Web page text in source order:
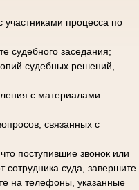
участниками процесса по
судебного заседания;
судебных решений,
с материалами
связанных с
поступившие звонок или
сотрудника суда, завершите
на телефоны, указанные